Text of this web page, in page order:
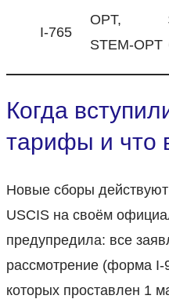
I-765
OPT,
STEM-OPT
Когда
тарифы и что
Новые сборы действуют
USCIS на своём
предупредила: все
рассмотрение (форма
которых проставлен 1